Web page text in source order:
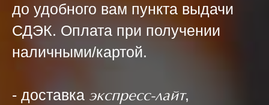
до удобного вам пункта выдачи
СДЭК. Оплата при получении
наличными/картой.
- доставка экспресс-лайт,